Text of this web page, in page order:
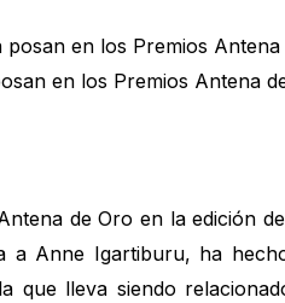
en los Premios Antena
de Oro en la edición
a Anne Igartiburu, ha
que lleva siendo